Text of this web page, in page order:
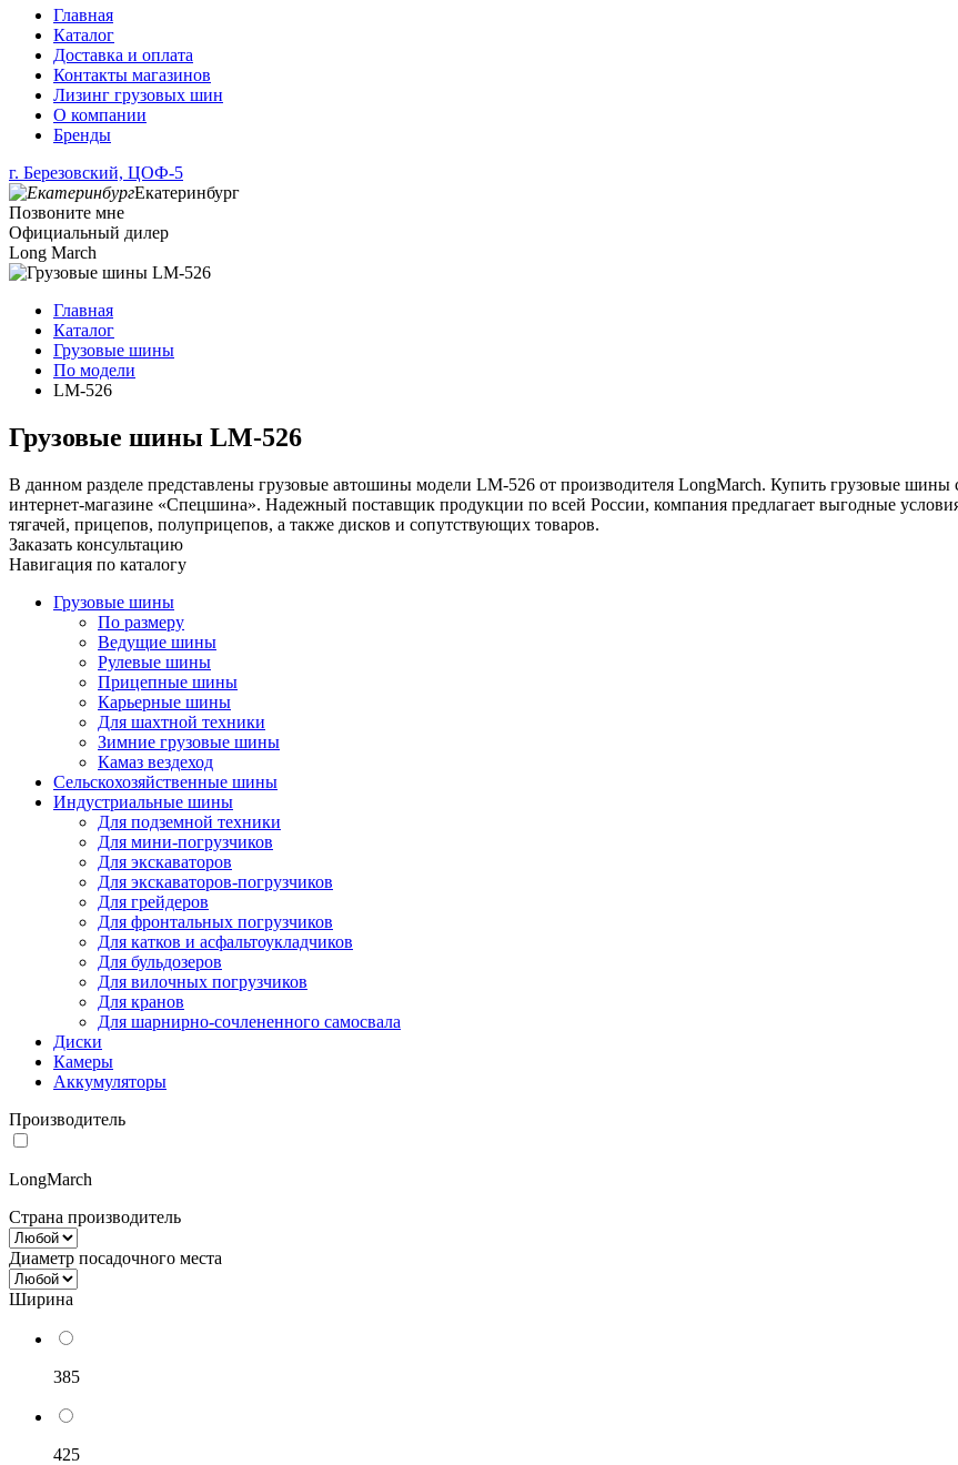
Главная
Каталог
Доставка и оплата
Контакты магазинов
Лизинг грузовых шин
О компании
Бренды
г. Березовский, ЦОФ-5
Екатеринбург
Позвоните мне
Официальный дилер
Long March
Главная
Каталог
Грузовые шины
По модели
LM-526
Грузовые шины LM-526
В данном разделе представлены грузовые автошины модели LM-526 от производителя LongMarch. Купить грузовые шины
интернет-магазине «Спецшина». Надежный поставщик продукции по всей России, компания предлагает выгодные
тягачей, прицепов, полуприцепов, а также дисков и сопутствующих товаров.
Заказать консультацию
Навигация по каталогу
Грузовые шины
По размеру
Ведущие шины
Рулевые шины
Прицепные шины
Карьерные шины
Для шахтной техники
Зимние грузовые шины
Камаз вездеход
Сельскохозяйственные шины
Индустриальные шины
Для подземной техники
Для мини-погрузчиков
Для экскаваторов
Для экскаваторов-погрузчиков
Для грейдеров
Для фронтальных погрузчиков
Для катков и асфальтоукладчиков
Для бульдозеров
Для вилочных погрузчиков
Для кранов
Для шарнирно-сочлененного самосвала
Диски
Камеры
Аккумуляторы
Производитель
LongMarch
Страна производитель
Диаметр посадочного места
Ширина
385
425